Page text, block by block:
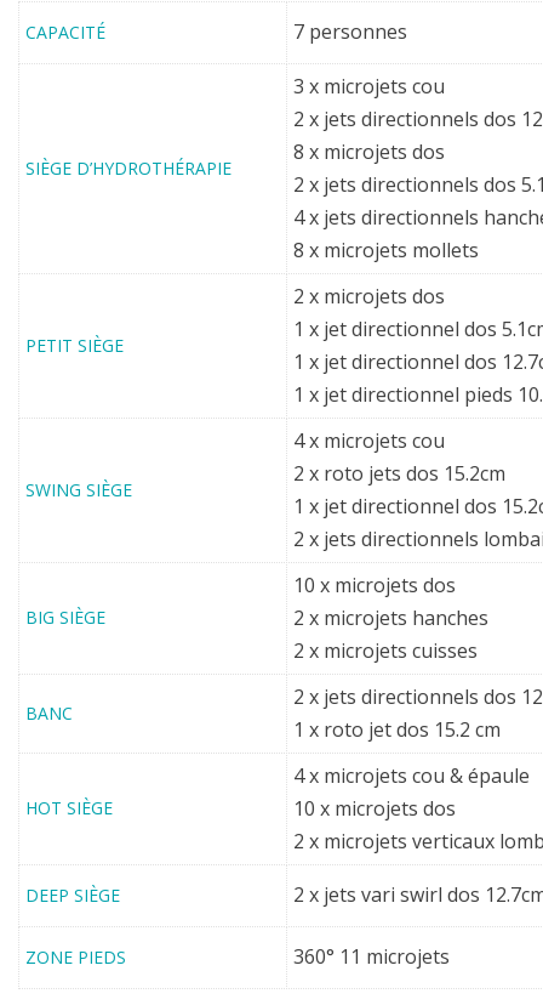
CAPACITÉ 7 personnes
SIÈGE D’HYDROTHÉRAPIE
3 x microjets cou
2 x jets directionnels dos
8 x microjets dos
2 x jets directionnels dos
4 x jets directionnels
8 x microjets mollets
PETIT SIÈGE
2 x microjets dos
1 x jet directionnel dos
1 x jet directionnel dos
1 x jet directionnel pieds
SWING SIÈGE
4 x microjets cou
2 x roto jets dos 15.2cm
1 x jet directionnel dos
2 x jets directionnels
BIG SIÈGE
10 x microjets dos
2 x microjets hanches
2 x microjets cuisses
BANC
2 x jets directionnels dos
1 x roto jet dos 15.2 cm
HOT SIÈGE
4 x microjets cou & épaule
10 x microjets dos
2 x microjets verticaux
DEEP SIÈGE 2 x jets vari swirl dos
ZONE PIEDS 360° 11 microjets